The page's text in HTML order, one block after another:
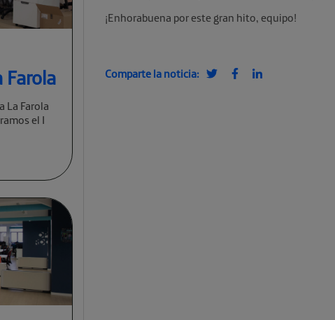
Farola
La Farola
el I
¡Enhorabuena por este gran hito, equipo!
Comparte la noticia: